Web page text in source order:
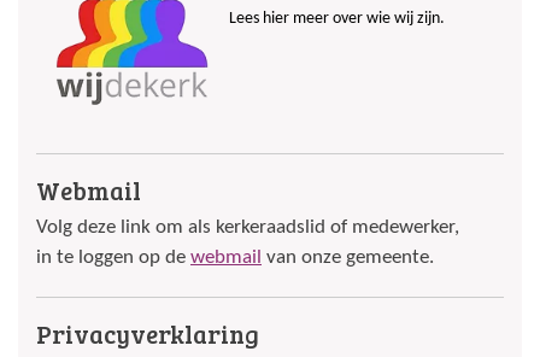
Lees hier meer over wie wij zijn.
Webmail
Volg deze link om als kerkeraadslid of medewerker,
in te loggen op de webmail van onze gemeente.
Privacyverklaring